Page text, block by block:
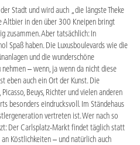
Stadt und wird auch „die längste Theke
Altbier in den über 300 Kneipen bringt
zusammen. Aber tatsächlich: In
Spaß haben. Die Luxusboulevards wie die
und die wunderschöne
– wenn, ja wenn da nicht diese
eben auch ein Ort der Kunst. Die
Beuys, Richter und vielen anderen
besonders eindrucksvoll. Im Ständehaus
vertreten ist. Wer nach so
Der Carlsplatz-Markt findet täglich statt
Köstlichkeiten – und natürlich auch